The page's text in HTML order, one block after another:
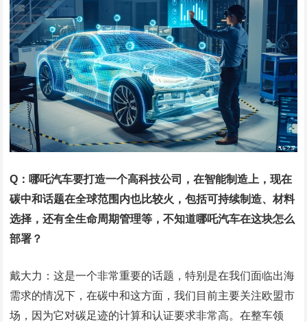
Q：哪吒汽车要打造一个高科技公司，在智能制造上，现在
碳中和话题在全球范围内也比较火，包括可持续制造、材料
选择，还有全生命周期管理等，不知道哪吒汽车在这块怎么
部署？
戴大力：这是一个非常重要的话题，特别是在我们面临出海
需求的情况下，在碳中和这方面，我们目前主要关注欧盟市
场，因为它对碳足迹的计算和认证要求非常高。在整车领